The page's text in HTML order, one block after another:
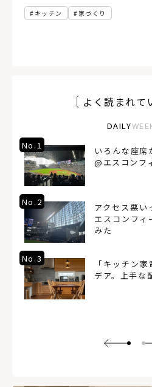
キッチン 家づくり
よく読まれて
DAILY
No.1
いろんな座席
@エスコンフ
No.2
アクセス悪
エスコンフィ
みた
No.3
「キッチン
デア。上手な